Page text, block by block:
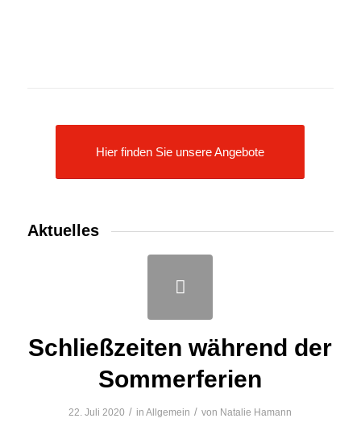
Hier finden Sie unsere Angebote
Aktuelles
Schließzeiten während der
Sommerferien
22. Juli 2020 / inAllgemein / von Natalie Hamann